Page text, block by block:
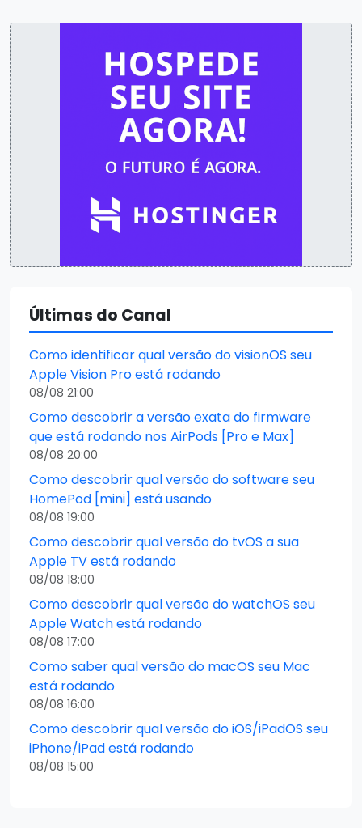
Últimas do Canal
Como identificar qual versão do visionOS seu
Apple Vision Pro está rodando
08/08 21:00
Como descobrir a versão exata do firmware
que está rodando nos AirPods [Pro e Max]
08/08 20:00
Como descobrir qual versão do software seu
HomePod [mini] está usando
08/08 19:00
Como descobrir qual versão do tvOS a sua
Apple TV está rodando
08/08 18:00
Como descobrir qual versão do watchOS seu
Apple Watch está rodando
08/08 17:00
Como saber qual versão do macOS seu Mac
está rodando
08/08 16:00
Como descobrir qual versão do iOS/iPadOS seu
iPhone/iPad está rodando
08/08 15:00